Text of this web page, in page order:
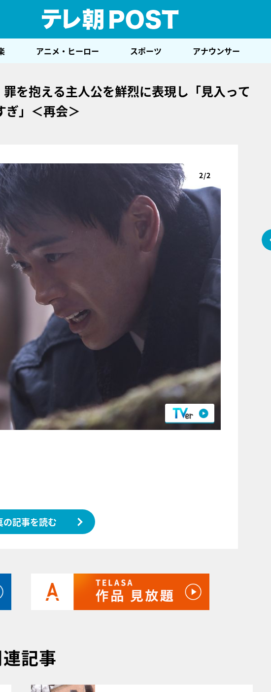
アニメ・ヒーロー スポーツ アナウンサー
を抱える主人公を鮮烈に表現し「見入って
ぎ」＜再会＞
2/2
の記事を読む
記事
『アイ＝ラブ！げーみんぐ』＝LOV
E齋藤樹愛羅＆佐々木舞香SPインタ